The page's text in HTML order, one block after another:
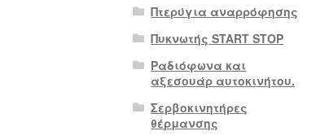
Πτερύγια αναρρόφησης
Πυκνωτής START STOP
Ραδιόφωνα και
αξεσουάρ αυτοκινήτου.
Σερβοκινητήρες
θέρμανσης